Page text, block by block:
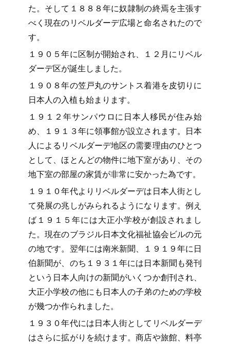
た。そして１８８８年に奴隷制の終焉を主張す
べく現在のリベルダーデ広場と命名されたので
す。
１９０５年に区制が開始され、１２月にリベル
ダーデ区が誕生しました。
１９０８年の笠戸丸のサントス着港を皮切りに
日本人の入植も始まります。
１９１２年サンパウロに日本人移民が住み始
め、１９１３年に領事館が設立されます。日本
人によるリベルダーデ地区の需要理由のひとつ
として、ほとんどの物件に地下室があり、その
地下室の部屋の家賃が非常に安かった為です。
１９１０年代よりリベルダーデは日本人街とし
て発展の兆しがみられるようになります。例え
ば１９１５年には大正小学校が創設されまし
た。現在のブラジル日本文化福祉協会ビルの元
の地です。翌年には南米新聞、１９１９年に日
伯新聞が、のち１９３１年には日本新聞も発刊
という日本人向けの新聞がいくつか創刊され、
大正小学校の他にも日本人の子弟のための学校
が幾つか作られました。
１９３０年代には日本人街としてリベルダーデ
はさらに拡がりを続けます。商店や旅館、料亭